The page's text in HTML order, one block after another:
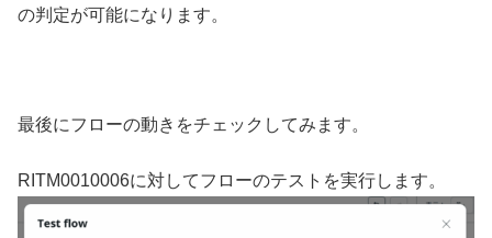
の判定が可能になります。
最後にフローの動きをチェックしてみます。
RITM0010006に対してフローのテストを実行します。